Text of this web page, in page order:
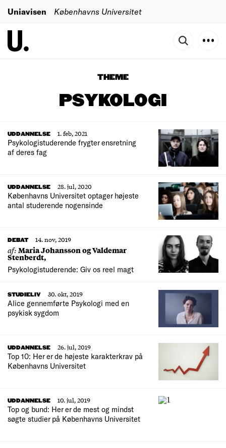
Uniavisen Københavns Universitet
THEME
PSYKOLOGI
UDDANNELSE
1. feb, 2021
Psykologistuderende frygter ensretning
af deres fag
UDDANNELSE
28. jul, 2020
Københavns Universitet optager højeste
antal studerende nogensinde
DEBAT 14. nov, 2019
af:Maria Johansson og Valdemar
Stenberdt,
Psykologistuderende: Giv os reel magt
STUDIELIV
30. okt, 2019
Alice gennemførte Psykologi med en
psykisk sygdom
UDDANNELSE
26. jul, 2019
Top 10: Her er de højeste karakterkrav på
Københavns Universitet
UDDANNELSE
10. jul, 2019
Top og bund: Her er de mest og mindst
søgte studier på Københavns Universitet